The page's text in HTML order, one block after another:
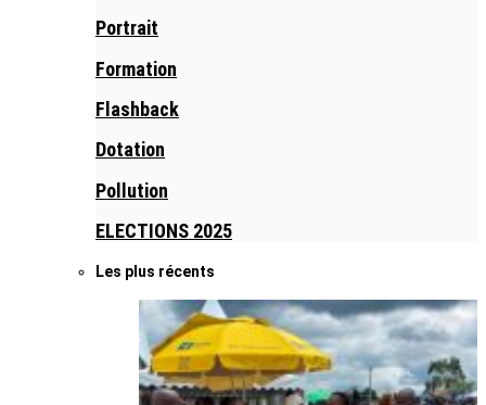
Portrait
Formation
Flashback
Dotation
Pollution
ELECTIONS 2025
Les plus récents